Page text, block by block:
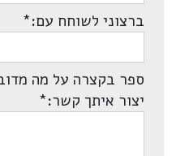
ברצוני לשוחח עם:*
ספר בקצרה על מה
יצור איתך קשר:*